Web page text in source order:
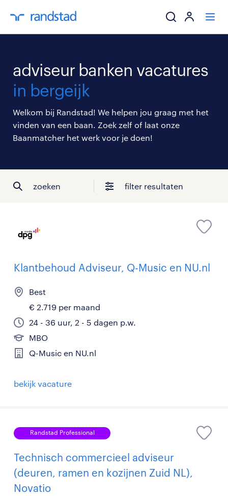
mijn carrière
over randstad
adviseur banken vacatures
in bergeijk
Welkom bij Randstad! We helpen jou graag met het
vinden van een baan. Zoek zelf of laat onze
Baanmatcher het werk voor je doen!
zoeken filter resultaten
Klantbehoud Adviseur, Q-Music en NU.nl
Best
€ 2.719 per maand
24 - 36 uur, 2 - 5 dagen p.w.
MBO
Q-Music en NU.nl
bekijk vacature
Randstad Professional
Technisch commercieel adviseur
(deuren, ramen en kozijnen Zuid NL),
Novatio